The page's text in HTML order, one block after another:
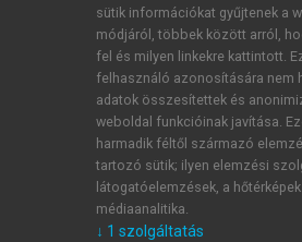
ÚJ FIÓK
1 óra díjmentes hozzáférés
E-MAIL-CÍM
sütik információkat gyűjtenek a
módjáról, többek között arról,
fel és milyen linkekre kattintott.
felhasználó azonosítására nem
adatok összesítettek és
weboldal funkcióinak javítása.
harmadik féltől származó
tartozó sütik; ilyen elemzési
látogatóelemzések, a
médiaanalitika.
↓ 1 szolgáltatás